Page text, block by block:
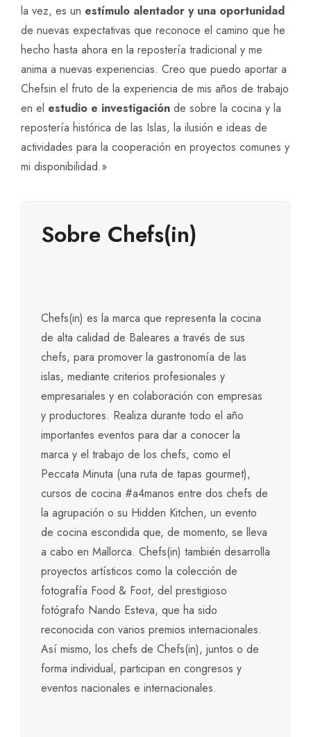
la vez, es un estímulo alentador y una oportunidad
de nuevas expectativas que reconoce el camino que he
hecho hasta ahora en la repostería tradicional y me
anima a nuevas experiencias. Creo que puedo aportar a
Chefsin el fruto de la experiencia de mis años de trabajo
en el estudio e investigación de sobre la cocina y la
repostería histórica de las Islas, la ilusión e ideas de
actividades para la cooperación en proyectos comunes y
mi disponibilidad.»
Sobre Chefs(in)
Chefs(in) es la marca que representa la cocina
de alta calidad de Baleares a través de sus
chefs, para promover la gastronomía de las
islas, mediante criterios profesionales y
empresariales y en colaboración con empresas
y productores. Realiza durante todo el año
importantes eventos para dar a conocer la
marca y el trabajo de los chefs, como el
Peccata Minuta (una ruta de tapas gourmet),
cursos de cocina #a4manos entre dos chefs de
la agrupación o su Hidden Kitchen, un evento
de cocina escondida que, de momento, se lleva
a cabo en Mallorca. Chefs(in) también desarrolla
proyectos artísticos como la colección de
fotografía Food & Foot, del prestigioso
fotógrafo Nando Esteva, que ha sido
reconocida con varios premios internacionales.
Así mismo, los chefs de Chefs(in), juntos o de
forma individual, participan en congresos y
eventos nacionales e internacionales.